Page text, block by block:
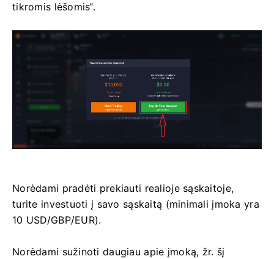
tikromis lėšomis“.
Norėdami pradėti prekiauti realioje sąskaitoje,
turite investuoti į savo sąskaitą (minimali įmoka yra
10 USD/GBP/EUR).
Norėdami sužinoti daugiau apie įmoką, žr. šį